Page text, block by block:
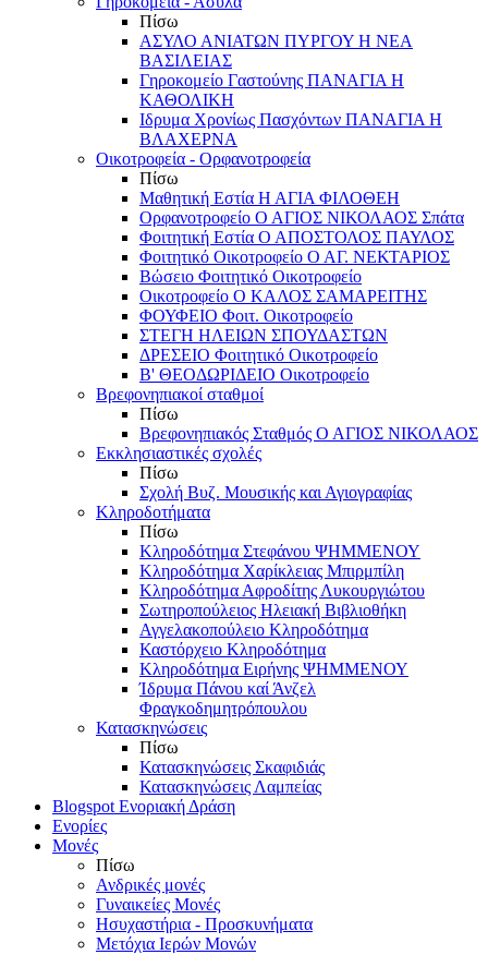
Πίσω
ΑΣΥΛΟ ΑΝΙΑΤΩΝ ΠΥΡΓΟΥ Η ΝΕΑ
ΒΑΣΙΛΕΙΑΣ
Γηροκομείο Γαστούνης ΠΑΝΑΓΙΑ Η
ΚΑΘΟΛΙΚΗ
Ιδρυμα Χρονίως Πασχόντων ΠΑΝΑΓΙΑ Η
ΒΛΑΧΕΡΝΑ
Οικοτροφεία - Ορφανοτροφεία
Πίσω
Μαθητική Εστία Η ΑΓΙΑ ΦΙΛΟΘΕΗ
Ορφανοτροφείο Ο ΑΓΙΟΣ ΝΙΚΟΛΑΟΣ Σπάτα
Φοιτητική Εστία Ο ΑΠΟΣΤΟΛΟΣ ΠΑΥΛΟΣ
Φοιτητικό Οικοτροφείο Ο ΑΓ. ΝΕΚΤΑΡΙΟΣ
Βώσειο Φοιτητικό Οικοτροφείο
Οικοτροφείο Ο ΚΑΛΟΣ ΣΑΜΑΡΕΙΤΗΣ
ΦΟΥΦΕΙΟ Φοιτ. Οικοτροφείο
ΣΤΕΓΗ ΗΛΕΙΩΝ ΣΠΟΥΔΑΣΤΩΝ
ΔΡΕΣΕΙΟ Φοιτητικό Οικοτροφείο
Β' ΘΕΟΔΩΡΙΔΕΙΟ Οικοτροφείο
Βρεφονηπιακοί σταθμοί
Πίσω
Βρεφονηπιακός Σταθμός Ο ΑΓΙΟΣ ΝΙΚΟΛΑΟΣ
Εκκλησιαστικές σχολές
Πίσω
Σχολή Βυζ. Μουσικής και Αγιογραφίας
Κληροδοτήματα
Πίσω
Κληροδότημα Στεφάνου ΨΗΜΜΕΝΟΥ
Κληροδότημα Χαρίκλειας Μπιρμπίλη
Κληροδότημα Αφροδίτης Λυκουργιώτου
Σωτηροπούλειος Ηλειακή Βιβλιοθήκη
Αγγελακοπούλειο Κληροδότημα
Καστόρχειο Κληροδότημα
Κληροδότημα Ειρήνης ΨΗΜΜΕΝΟΥ
Ίδρυμα Πάνου καί Άνζελ
Φραγκοδημητρόπουλου
Κατασκηνώσεις
Πίσω
Κατασκηνώσεις Σκαφιδιάς
Κατασκηνώσεις Λαμπείας
Blogspot Ενοριακή Δράση
Ενορίες
Μονές
Πίσω
Ανδρικές μονές
Γυναικείες Μονές
Ησυχαστήρια - Προσκυνήματα
Μετόχια Ιερών Μονών